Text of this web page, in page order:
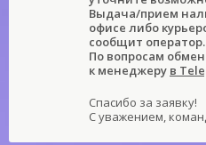
Выдача/прием
офисе либо
сообщит оператор.
По вопросам
к менеджеру в
Спасибо за заявку!
С уважением,